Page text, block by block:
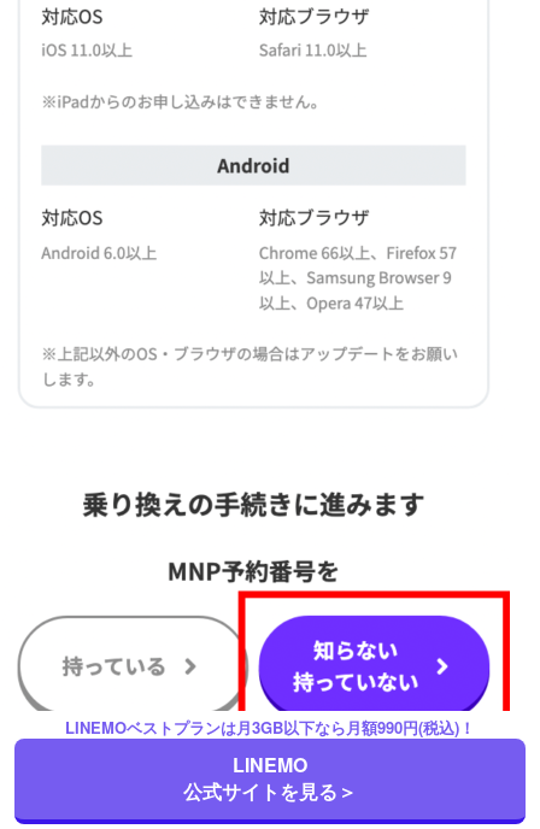
LINEMOベストプランは月3GB以下なら月額990円(税込)！
LINEMO
公式サイトを見る＞